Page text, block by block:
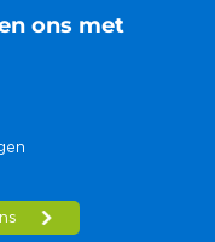
ons met